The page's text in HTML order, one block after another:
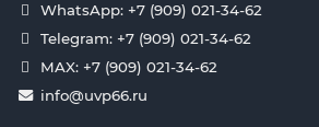
WhatsApp: +7 (909) 021-34-62
Telegram: +7 (909) 021-34-62
MAX: +7 (909) 021-34-62
info@uvp66.ru